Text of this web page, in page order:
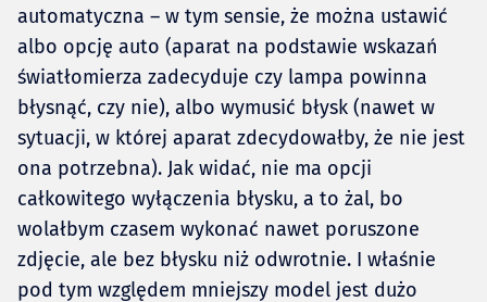
automatyczna – w tym sensie, że można ustawić
albo opcję auto (aparat na podstawie wskazań
światłomierza zadecyduje czy lampa powinna
błysnąć, czy nie), albo wymusić błysk (nawet w
sytuacji, w której aparat zdecydowałby, że nie jest
ona potrzebna). Jak widać, nie ma opcji
całkowitego wyłączenia błysku, a to żal, bo
wolałbym czasem wykonać nawet poruszone
zdjęcie, ale bez błysku niż odwrotnie. I właśnie
pod tym względem mniejszy model jest dużo